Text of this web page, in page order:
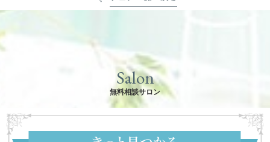
Salon
無料相談サロン